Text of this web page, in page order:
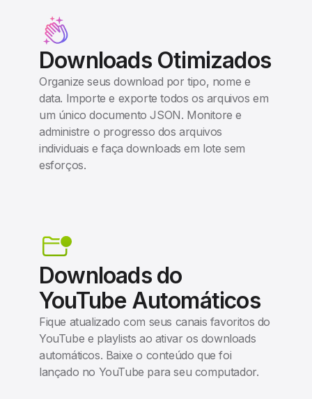
Downloads Otimizados
Organize seus download por tipo, nome e
data. Importe e exporte todos os arquivos em
um único documento JSON. Monitore e
administre o progresso dos arquivos
individuais e faça downloads em lote sem
esforços.
Downloads do
YouTube Automáticos
Fique atualizado com seus canais favoritos do
YouTube e playlists ao ativar os downloads
automáticos. Baixe o conteúdo que foi
lançado no YouTube para seu computador.